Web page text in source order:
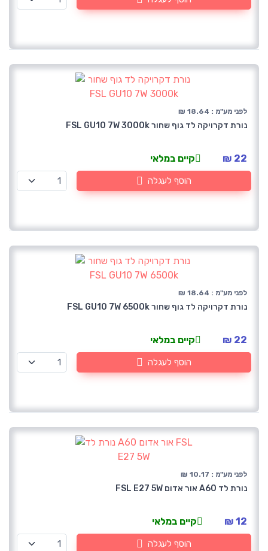
לפני מע"מ : 18.64 ₪
נורת דקרויקה לד גוף שחור FSL GU10 7W 3000k
22 ₪ קיים במלאי
הוסף לעגלה
לפני מע"מ : 18.64 ₪
נורת דקרויקה לד גוף שחור FSL GU10 7W 6500k
22 ₪ קיים במלאי
הוסף לעגלה
לפני מע"מ : 10.17 ₪
נורת לד A60 אור אדום FSL E27 5W
12 ₪ קיים במלאי
הוסף לעגלה